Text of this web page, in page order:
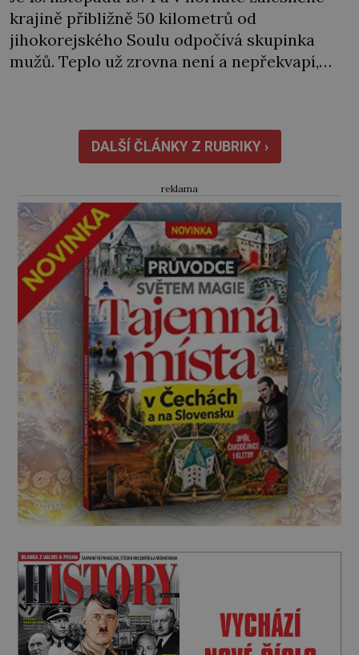
krajině přibližně 50 kilometrů od
jihokorejského Soulu odpočívá skupinka
mužů. Teplo už zrovna není a nepřekvapí,
nedaleký teplý vzduch stoupající ze země.
Vydá se na průzkum… Jak se k místu
přibližuje, slyší i sílící neznámé […]
DALŠÍ ČLÁNKY Z RUBRIKY ›
reklama